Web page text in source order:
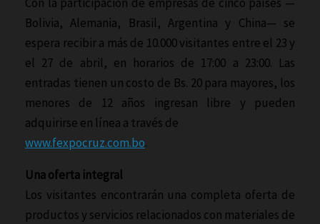
Bolivia, Alemania, Brasil, Argentina y China— se
espera recibir a más de 10.000 visitantes entre el 23 y
el 27 de abril, en horarios de 17:00 a 23:00. Las
entradas tienen un costo de Bs. 20 para mayores, los
menores de 12 años ingresan libre y pueden
adquirirse en línea a través de
www.fexpocruz.com.bo.
Una oferta integral
Los visitantes encontrarán una completa oferta de
productos y servicios relacionados con materiales de